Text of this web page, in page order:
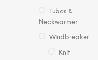
Tubes &
Neckwarmer
Windbreaker
Knit